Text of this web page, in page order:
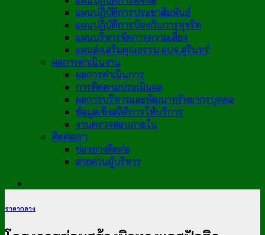
แผนปฏิบัติการประชาสัมพันธ์
แผนปฏิบัติการป้องกันการทุจริต
แผนบริหารจัดการความเสี่ยง
แผนส่งเสริมคุณธรรม อบจ.สุรินทร์
ผลการดำเนินงาน
ผลการดำเนินการ
การติดตามประเมินผล
ผลการบริหารและพัฒนาทรัพยากรบุคคล
ข้อมูลเชิงสถิติการให้บริการ
งานตรวจสอบภายใน
ติดต่อเรา
ช่องทางติดต่อ
สายด่วนผู้บริหาร
ราคากลาง